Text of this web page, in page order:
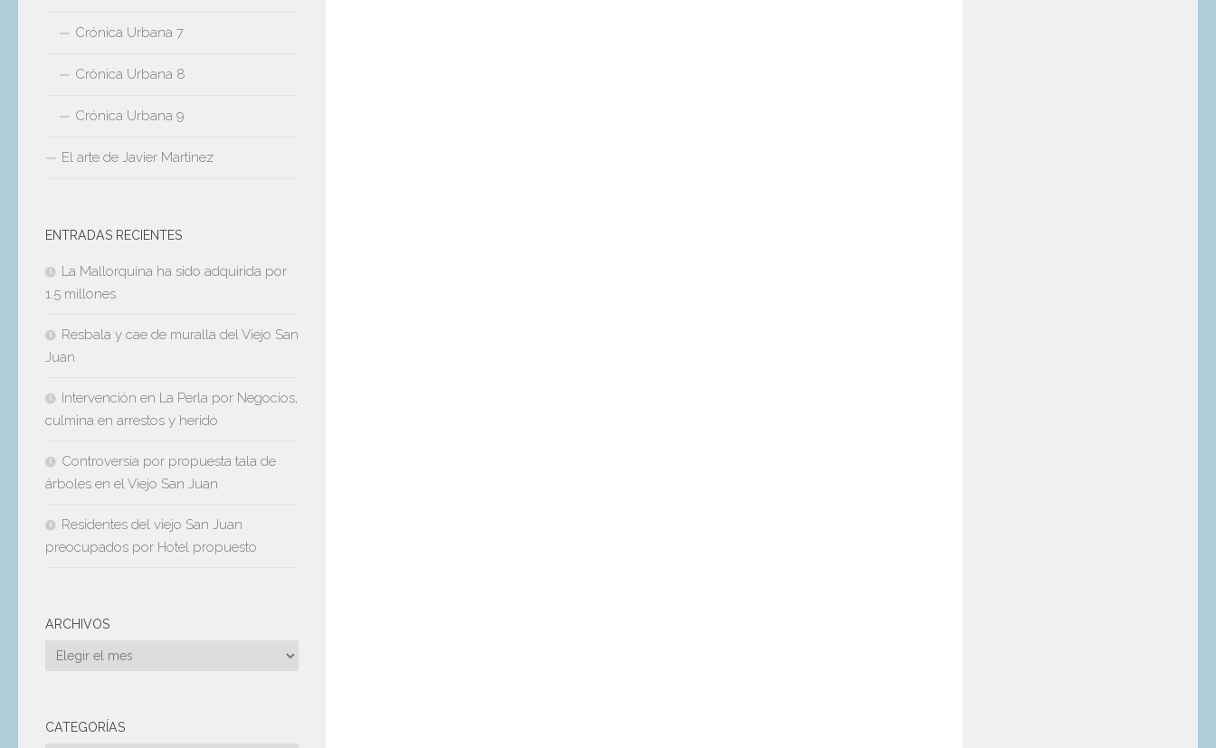
Crónica Urbana 7
Crónica Urbana 8
Crónica Urbana 9
El arte de Javier Martinez
ENTRADAS RECIENTES
La Mallorquina ha sido adquirida por
1.5 millones
Resbala y cae de muralla del Viejo San
Juan
Intervención en La Perla por Negocios,
culmina en arrestos y herido
Controversia por propuesta tala de
árboles en el Viejo San Juan
Residentes del viejo San Juan
preocupados por Hotel propuesto
ARCHIVOS
Archivos
CATEGORÍAS